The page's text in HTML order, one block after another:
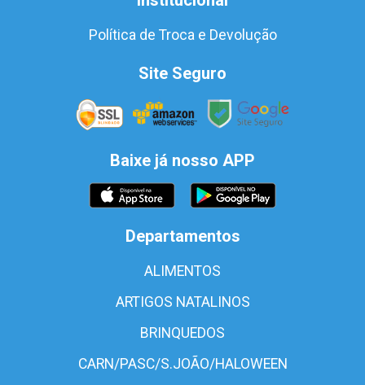
Política de Troca e Devolução
Site Seguro
Baixe já nosso APP
Departamentos
ALIMENTOS
ARTIGOS NATALINOS
BRINQUEDOS
CARN/PASC/S.JOÃO/HALOWEEN